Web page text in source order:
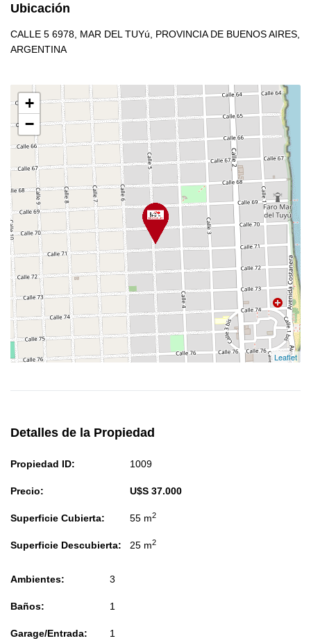
Ubicación
CALLE 5 6978, MAR DEL TUYú, PROVINCIA DE BUENOS AIRES,
ARGENTINA
+
−
Leaflet
Detalles de la Propiedad
Propiedad ID:
Precio:
Superficie Cubierta:
Superficie Descubierta:
1009
U$S 37.000
55 m2
25 m2
Ambientes:
Baños:
Garage/Entrada:
3
1
1